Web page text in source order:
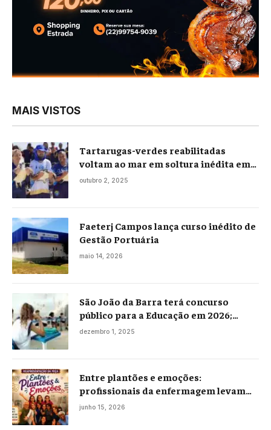
MAIS VISTOS
Tartarugas-verdes reabilitadas
voltam ao mar em soltura inédita em
Praia Seca
outubro 2, 2025
Faeterj Campos lança curso inédito de
Gestão Portuária
maio 14, 2026
São João da Barra terá concurso
público para a Educação em 2026;
projeto já está na Câmara
dezembro 1, 2025
Entre plantões e emoções:
profissionais da enfermagem levam
histórias reais ao palco em Campos
junho 15, 2026